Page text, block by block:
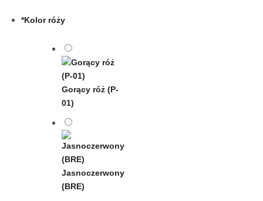
*Kolor róży
Gorący róż (P-
01)
Jasnoczerwony
(BRE)